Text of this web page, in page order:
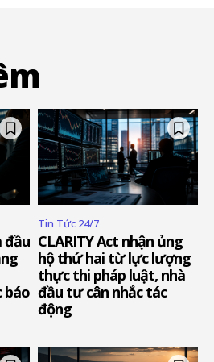
đầu
báo
Tin Tức 24/7
CLARITY Act nhận ủng
hộ thứ hai từ lực lượng
thực thi pháp luật, nhà
đầu tư cân nhắc tác
động